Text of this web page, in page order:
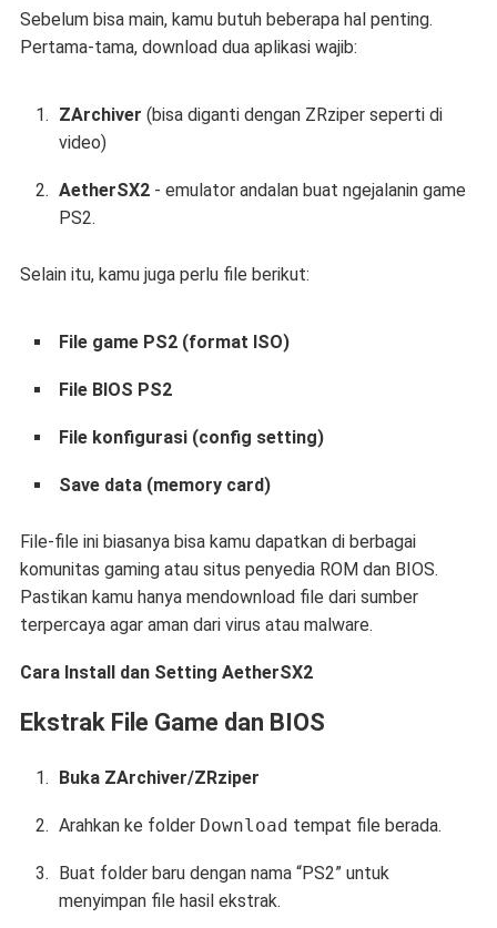
Sebelum bisa main, kamu butuh beberapa hal penting.
Pertama-tama, download dua aplikasi wajib:
ZArchiver (bisa diganti dengan ZRziper seperti di
video)
AetherSX2- emulator andalan buat ngejalanin game
PS2.
Selain itu, kamu juga perlu file berikut:
File game PS2 (format ISO)
File BIOS PS2
File konfigurasi (config setting)
Save data (memory card)
File-file ini biasanya bisa kamu dapatkan di berbagai
komunitas gaming atau situs penyedia ROM dan BIOS.
Pastikan kamu hanya mendownload file dari sumber
terpercaya agar aman dari virus atau malware.
Cara Install dan Setting AetherSX2
Ekstrak File Game dan BIOS
Buka ZArchiver/ZRziper
Arahkan ke folder Download tempat file berada.
Buat folder baru dengan nama “PS2” untuk
menyimpan file hasil ekstrak.